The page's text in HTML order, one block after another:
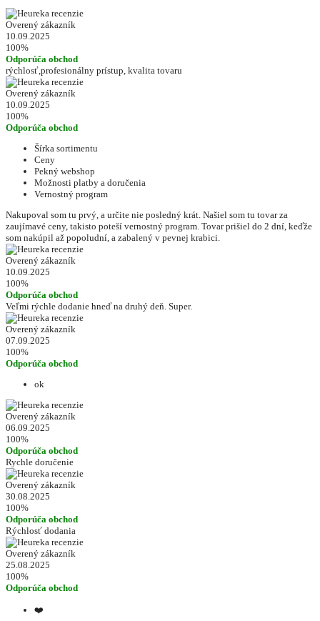
Overený zákazník
10.09.2025
100%
Odporúča obchod
rýchlosť,profesionálny prístup, kvalita tovaru
Overený zákazník
10.09.2025
100%
Odporúča obchod
Šírka sortimentu
Ceny
Pekný webshop
Možnosti platby a doručenia
Vernostný program
Nakupoval som tu prvý, a určite nie posledný krát. Našiel som tu tovar za
zaujímavé ceny, takisto poteší vernostný program. Tovar prišiel do 2 dní, keďže
som nakúpil až popoludní, a zabalený v pevnej krabici.
Overený zákazník
10.09.2025
100%
Odporúča obchod
Veľmi rýchle dodanie hneď na druhý deň. Super.
Overený zákazník
07.09.2025
100%
Odporúča obchod
ok
Overený zákazník
06.09.2025
100%
Odporúča obchod
Rychle doručenie
Overený zákazník
30.08.2025
100%
Odporúča obchod
Rýchlosť dodania
Overený zákazník
25.08.2025
100%
Odporúča obchod
❤️